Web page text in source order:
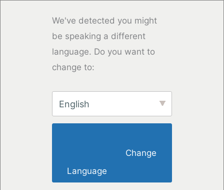
We've detected you might
be speaking a different
language. Do you want to
change to:
English
Language